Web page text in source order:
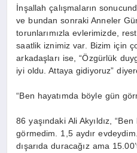
İnşallah çalışmaların
ve bundan sonraki Anneler
torunlarımızla evlerimizde,
saatlik iznimiz var. Bizim için
arkadaşları ise, “Özgürlük
iyi oldu. Attaya gidiyoruz”
“Ben hayatımda böyle gün
86 yaşındaki Ali Akyıldız,
görmedim. 1,5 aydır
dışarıda duracağız ama